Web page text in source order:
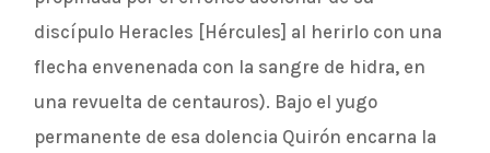
discípulo Heracles [Hércules] al herirlo con una
flecha envenenada con la sangre de hidra, en
una revuelta de centauros). Bajo el yugo
permanente de esa dolencia Quirón encarna la